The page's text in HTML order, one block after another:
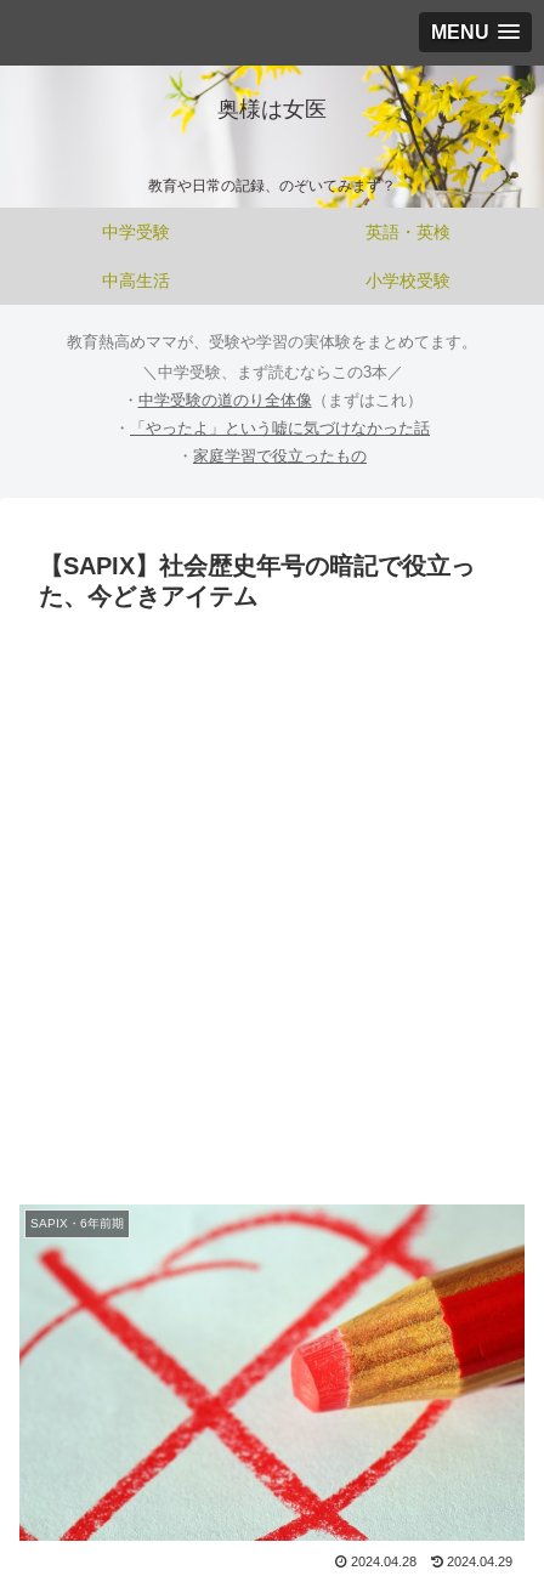
MENU
奥様は女医
教育や日常の記録、のぞいてみます？
中学受験 英語・英検
中高生活 小学校受験
教育熱高めママが、受験や学習の実体験をまとめてます。
＼中学受験、まず読むならこの3本／
・ 中学受験の道のり全体像 （まずはこれ）
・
「やったよ」という嘘に気づけなかった話
・ 家庭学習で役立ったもの
【SAPIX】社会歴史年号の暗記で役立っ
た、今どきアイテム
SAPIX・6年前期
2024.04.28 2024.04.29